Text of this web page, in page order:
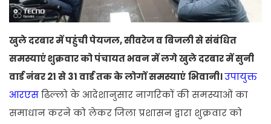
खुले दरबार में पहुंची पेयजल, सीवरेज व बिजली से संबंधित
समस्याएं शुक्रवार को पंचायत भवन में लगे खुले दरबार में सुनी
वार्ड नंबर 21 से 31 वार्ड तक के लोगों समस्याएंभिवानी।उपायुक्त
आरएसढिल्लो के आदेशानुसार नागरिकों की समस्याओं का
समाधान करने को लेकर जिला प्रशासन द्वारा शुक्रवार को